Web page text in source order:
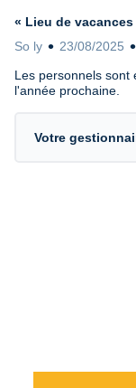
« Lieu de
So ly
23/08/2025
Les personnels sont
l'année prochaine.
Votre